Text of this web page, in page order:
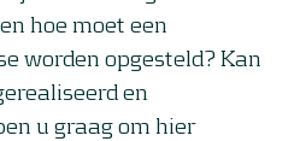
hoe moet een
worden opgesteld? Kan
en
u graag om hier